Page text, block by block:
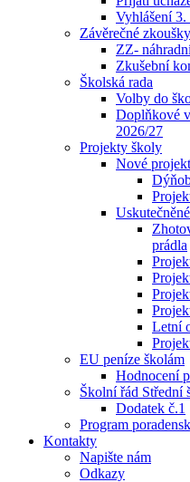
Vyhlášení
Závěrečné
ZZ-
Zkušební
Školská rada
Volby do
Doplňkové
2026/27
Projekty školy
Nové
prádla
Letní
EU peníze školám
Hodnocení
Školní řád Střední
Dodatek č.1
Program
Kontakty
Napište nám
Odkazy